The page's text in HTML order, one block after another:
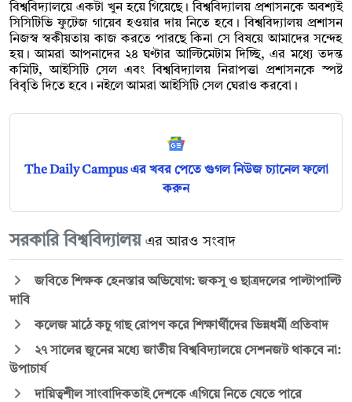
বিশ্ববিদ্যালয়ে একটা খুন হয়ে গিয়েছে। বিশ্ববিদ্যালয় প্রশাসনকে অবশ্যই
সিসিটিভি ফুটেজ গায়েব হওয়ার দায় নিতে হবে। বিশ্ববিদ্যালয় প্রশাসন
নিজস্ব স্বকীয়তায় কাজ করতে পারছে কিনা সে বিষয়ে আমাদের সন্দেহ
হয়। আমরা আপনাদের ২৪ ঘণ্টার আল্টিমেটাম দিচ্ছি, এর মধ্যে তদন্ত
কমিটি, আইসিটি সেল এবং বিশ্ববিদ্যালয় নিরাপত্তা প্রশাসনকে স্পষ্ট
বিবৃতি দিতে হবে। নইলে আমরা আইসিটি সেল ঘেরাও করবো।
The Daily Campus এর খবর পেতে গুগল নিউজ চ্যানেল ফলো
করুন
সরকারি বিশ্ববিদ্যালয় এর আরও সংবাদ
জবিতে শিক্ষক হেনস্তার অভিযোগ: জকসু ও ছাত্রদলের পাল্টাপাল্টি
দাবি
কলেজ মাঠে কচু গাছ রোপণ করে শিক্ষার্থীদের ভিন্নধর্মী প্রতিবাদ
২৭ সালের জুনের মধ্যে জাতীয় বিশ্ববিদ্যালয়ে সেশনজট থাকবে না:
উপাচার্য
দায়িত্বশীল সাংবাদিকতাই দেশকে এগিয়ে নিতে যেতে পারে